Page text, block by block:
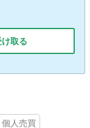
取る
個人売買